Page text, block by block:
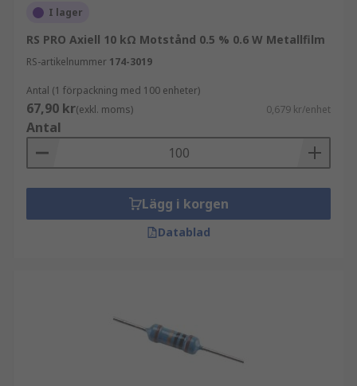
I lager
RS PRO Axiell 10 kΩ Motstånd 0.5 % 0.6 W Metallfilm
RS-artikelnummer 174-3019
Antal (1 förpackning med 100 enheter)
67,90 kr(exkl. moms) 0,679 kr/enhet
Antal
Lägg i korgen
Datablad